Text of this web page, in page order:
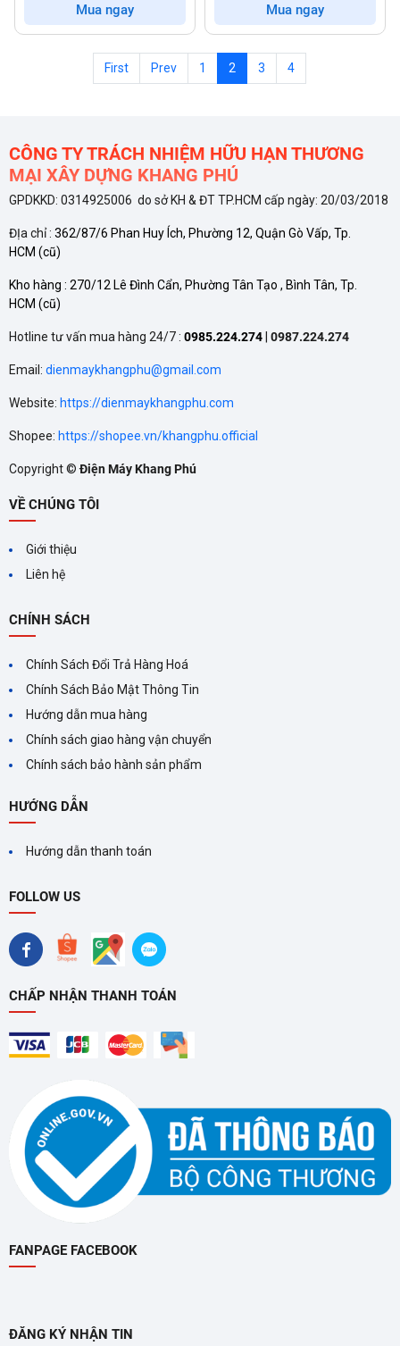
Mua ngay Mua ngay
First Prev 1 2 3 4
CÔNG TY TRÁCH NHIỆM HỮU HẠN THƯƠNG
MẠI XÂY DỰNG KHANG PHÚ
GPDKKD: 0314925006 do sở KH & ĐT TP.HCM cấp ngày: 20/03/2018
ĐỊa chỉ : 362/87/6 Phan Huy Ích, Phường 12, Quận Gò Vấp, Tp.
HCM (cũ)
Kho hàng : 270/12 Lê Đình Cẩn, Phường Tân Tạo , Bình Tân, Tp.
HCM (cũ)
Hotline tư vấn mua hàng 24/7 : 0985.224.274 0987.224.274
Email: dienmaykhangphu@gmail.com
Website: https://dienmaykhangphu.com
Shopee: https://shopee.vn/khangphu.official
Copyright ©Điện Máy Khang Phú
VỀ CHÚNG TÔI
Giới thiệu
Liên hệ
CHÍNH SÁCH
Chính Sách Đổi Trả Hàng Hoá
Chính Sách Bảo Mật Thông Tin
Hướng dẫn mua hàng
Chính sách giao hàng vận chuyển
Chính sách bảo hành sản phẩm
HƯỚNG DẪN
Hướng dẫn thanh toán
FOLLOW US
CHẤP NHẬN THANH TOÁN
FANPAGE FACEBOOK
ĐĂNG KÝ NHẬN TIN